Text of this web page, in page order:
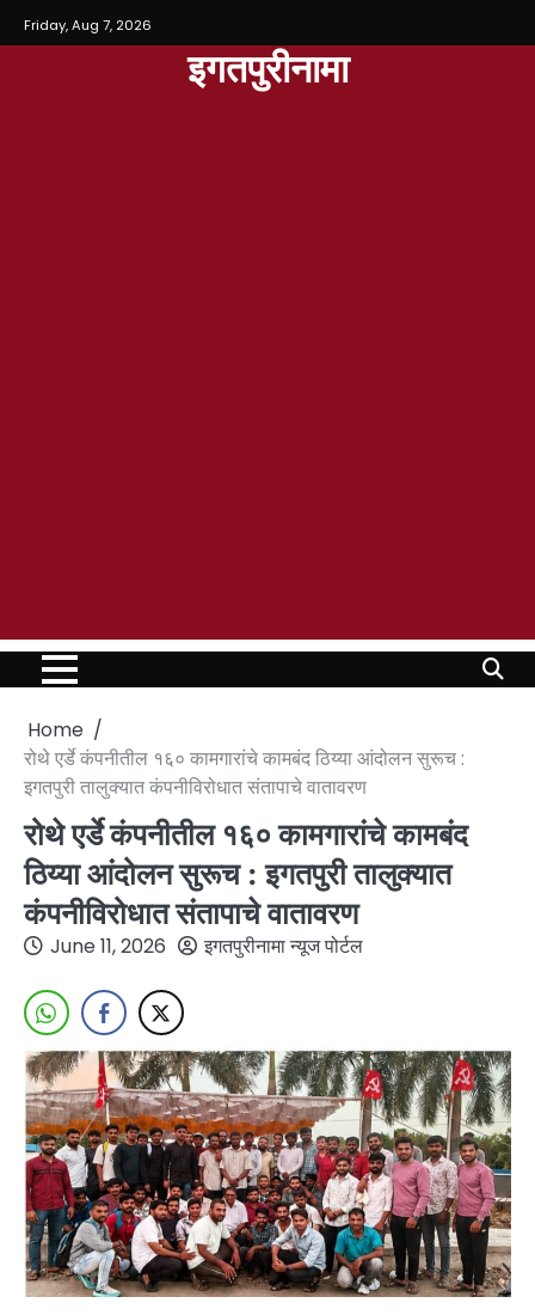
Friday, Aug 7, 2026
इगतपुरीनामा
Home
रोथे एर्डे कंपनीतील १६० कामगारांचे कामबंद ठिय्या आंदोलन सुरूच :
इगतपुरी तालुक्यात कंपनीविरोधात संतापाचे वातावरण
रोथे एर्डे कंपनीतील १६० कामगारांचे कामबंद
ठिय्या आंदोलन सुरूच : इगतपुरी तालुक्यात
कंपनीविरोधात संतापाचे वातावरण
June 11, 2026 इगतपुरीनामा न्यूज पोर्टल